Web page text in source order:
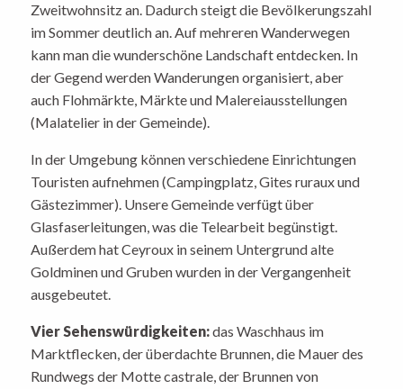
Zweitwohnsitz an. Dadurch steigt die Bevölkerungszahl
im Sommer deutlich an. Auf mehreren Wanderwegen
kann man die wunderschöne Landschaft entdecken. In
der Gegend werden Wanderungen organisiert, aber
auch Flohmärkte, Märkte und Malereiausstellungen
(Malatelier in der Gemeinde).
In der Umgebung können verschiedene Einrichtungen
Touristen aufnehmen (Campingplatz, Gites ruraux und
Gästezimmer). Unsere Gemeinde verfügt über
Glasfaserleitungen, was die Telearbeit begünstigt.
Außerdem hat Ceyroux in seinem Untergrund alte
Goldminen und Gruben wurden in der Vergangenheit
ausgebeutet.
Vier Sehenswürdigkeiten:das Waschhaus im
Marktflecken, der überdachte Brunnen, die Mauer des
Rundwegs der Motte castrale, der Brunnen von